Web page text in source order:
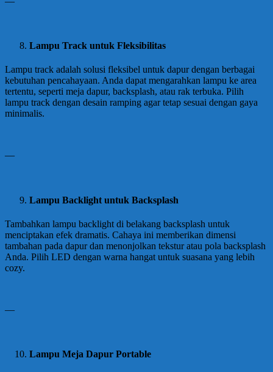
Lampu Track untuk Fleksibilitas
Lampu track adalah solusi fleksibel untuk dapur dengan berbagai
kebutuhan pencahayaan. Anda dapat mengarahkan lampu ke area
tertentu, seperti meja dapur, backsplash, atau rak terbuka. Pilih
lampu track dengan desain ramping agar tetap sesuai dengan gaya
minimalis.
—
Lampu Backlight untuk Backsplash
Tambahkan lampu backlight di belakang backsplash untuk
menciptakan efek dramatis. Cahaya ini memberikan dimensi
tambahan pada dapur dan menonjolkan tekstur atau pola backsplash
Anda. Pilih LED dengan warna hangat untuk suasana yang lebih
cozy.
—
Lampu Meja Dapur Portable